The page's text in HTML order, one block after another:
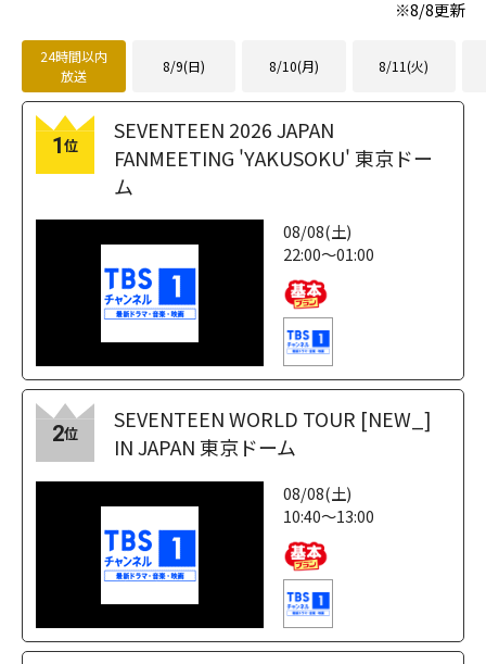
※8/8更新
24時間以内
放送
8/9(日) 8/10(月) 8/11(火)
1位
SEVENTEEN 2026 JAPAN
FANMEETING 'YAKUSOKU' 東京ドー
ム
08/08(土)
22:00～01:00
2位
SEVENTEEN WORLD TOUR [NEW_]
IN JAPAN 東京ドーム
08/08(土)
10:40～13:00